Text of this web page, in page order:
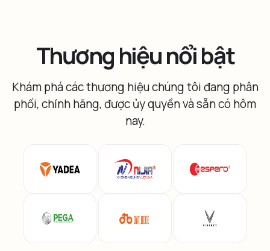
Thương hiệu nổi bật
Khám phá các thương hiệu chúng tôi đang phân
phối, chính hãng, được ủy quyền và sẵn có hôm
nay.